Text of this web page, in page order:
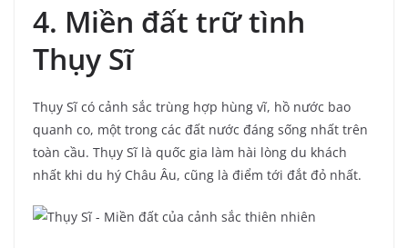
4. Miền đất trữ tình
Thụy Sĩ
Thụy Sĩ có cảnh sắc trùng hợp hùng vĩ, hồ nước bao
quanh co, một trong các đất nước đáng sống nhất trên
toàn cầu. Thụy Sĩ là quốc gia làm hài lòng du khách
nhất khi du hý Châu Âu, cũng là điểm tới đắt đỏ nhất.